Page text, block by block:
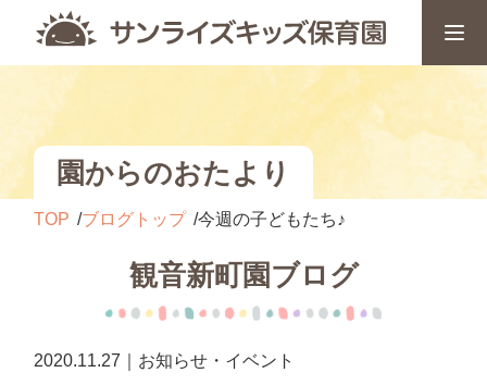
園からのおたより
TOP ブログトップ 今週の子どもたち♪
観音新町園ブログ
2020.11.27｜お知らせ・イベント